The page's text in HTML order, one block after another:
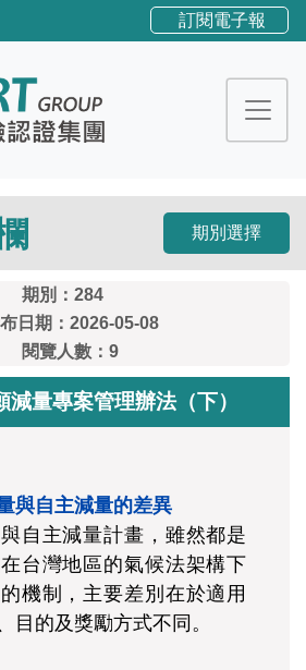
訂閱電子報
期別選擇
期別：284
日期：2026-05-08
閱覽人數：9
減量專案管理辦法（下）
與自主減量的差異
自主減量計畫，雖然都是
台灣地區的氣候法架構下
機制，主要差別在於適用
目的及獎勵方式不同。